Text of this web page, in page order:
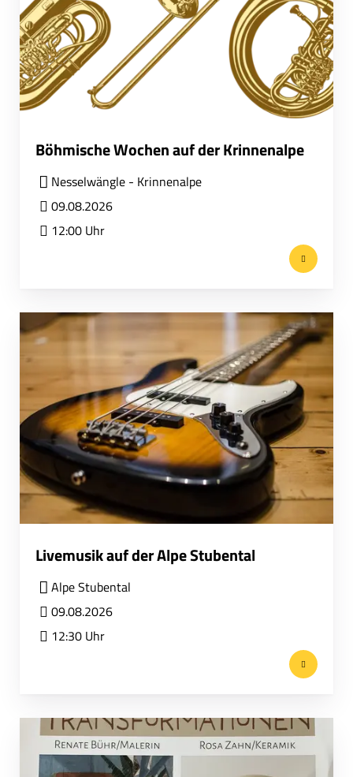
Böhmische Wochen auf der Krinnenalpe
Nesselwängle - Krinnenalpe
09.08.2026
12:00 Uhr
Livemusik auf der Alpe Stubental
Alpe Stubental
09.08.2026
12:30 Uhr